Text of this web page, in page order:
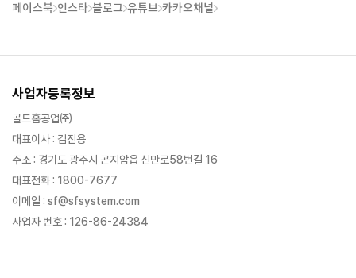
페이스북 인스타 블로그 유튜브 카카오채널
사업자등록정보
골드홈공업㈜
대표이사 : 김진용
주소 : 경기도 광주시 곤지암읍 신만로58번길 16
대표전화 : 1800-7677
이메일 : sf@sfsystem.com
사업자 번호 : 126-86-24384